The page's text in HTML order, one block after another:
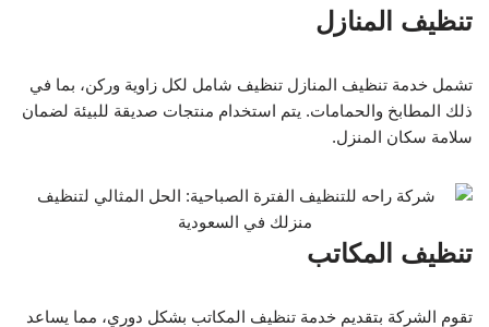
تنظيف المنازل
تشمل خدمة تنظيف المنازل تنظيف شامل لكل زاوية وركن، بما في
ذلك المطابخ والحمامات. يتم استخدام منتجات صديقة للبيئة لضمان
سلامة سكان المنزل.
تنظيف المكاتب
تقوم الشركة بتقديم خدمة تنظيف المكاتب بشكل دوري، مما يساعد